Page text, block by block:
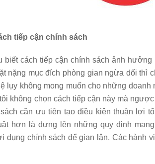
tiếp cận chính sách
biết cách tiếp cận chính sách ảnh
nặng mục đích phòng gian ngừa dối thì
lụy không mong muốn cho những
không chọn cách tiếp cận này mà
sách cần ưu tiên tạo điều kiện thuận lợi
hơn là dựng lên những quy định
dụng chính sách để gian lận. Các hành